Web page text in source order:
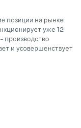
позиции на рынке
уже 12
производство
и усовершенствует